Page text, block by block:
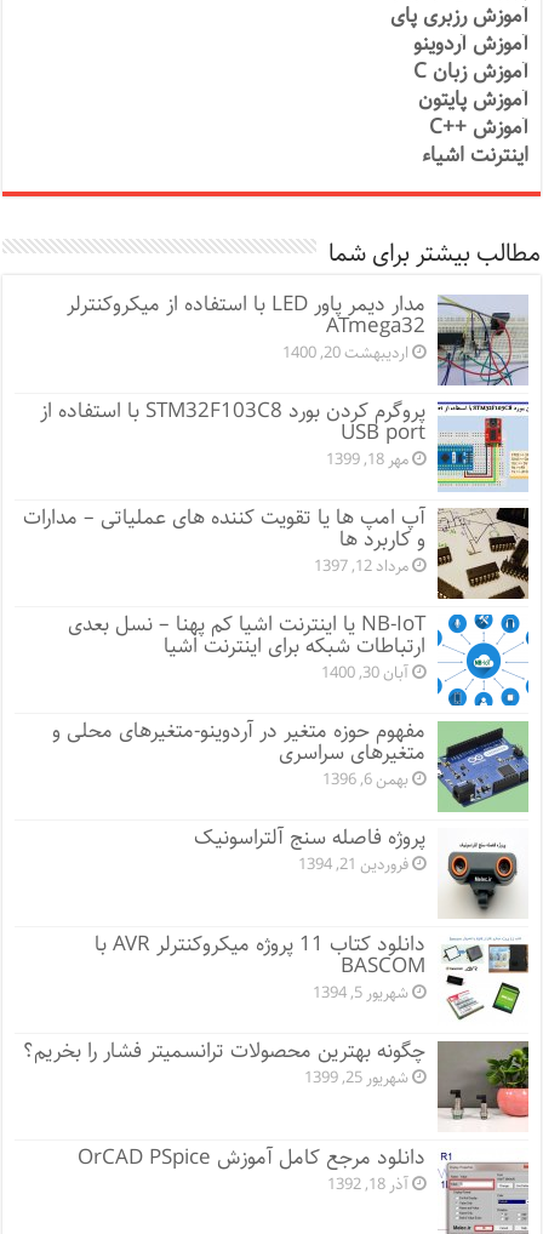
آموزش رزبری پای
آموزش آردوینو
آموزش زبان C
آموزش پایتون
آموزش ++C
اینترنت اشیاء
مطالب بیشتر برای شما
مدار دیمر پاور LED با استفاده از میکروکنترلر
ATmega32
اردیبهشت 20, 1400
پروگرم کردن بورد STM32F103C8 با استفاده از
USB port
مهر 18, 1399
آپ امپ ها یا تقویت کننده های عملیاتی – مدارات
و کاربرد ها
مرداد 12, 1397
NB-IoT یا اینترنت اشیا کم پهنا – نسل بعدی
ارتباطات شبکه برای اینترنت اشیا
آبان 30, 1400
مفهوم حوزه متغیر در آردوینو-متغیرهای محلی و
متغیرهای سراسری
بهمن 6, 1396
پروژه فاصله سنج آلتراسونیک
فروردین 21, 1394
دانلود کتاب 11 پروژه میکروکنترلر AVR با
BASCOM
شهریور 5, 1394
چگونه بهترین محصولات ترانسمیتر فشار را بخریم؟
شهریور 25, 1399
دانلود مرجع کامل آموزش OrCAD PSpice
آذر 18, 1392